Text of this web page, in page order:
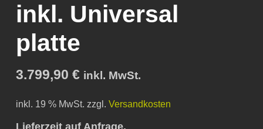
inkl. Universal
platte
3.799,90 € inkl. MwSt.
inkl. 19 % MwSt. zzgl. Versandkosten
Lieferzeit auf Anfrage.